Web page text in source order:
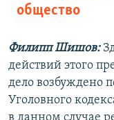
общество
Филипп Шишов:
действий этого
дело возбуждено
Уголовного